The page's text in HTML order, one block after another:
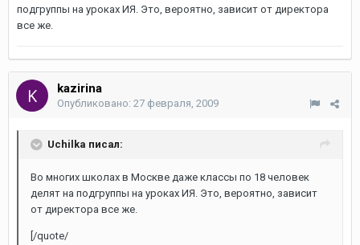
подгруппы на уроках ИЯ. Это, вероятно, зависит от директора
все же.
kazirina
Опубликовано: 27 февраля, 2009
Uchilka писал:
Во многих школах в Москве даже классы по 18 человек
делят на подгруппы на уроках ИЯ. Это, вероятно, зависит
от директора все же.
[/quote/